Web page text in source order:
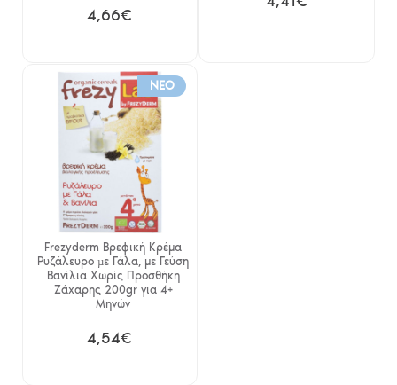
4,66€
NEO
Frezyderm Βρεφική Κρέμα
Ρυζάλευρο µε Γάλα, με Γεύση
Βανίλια Χωρίς Προσθήκη
Ζάχαρης 200gr για 4+
Μηνών
4,54€